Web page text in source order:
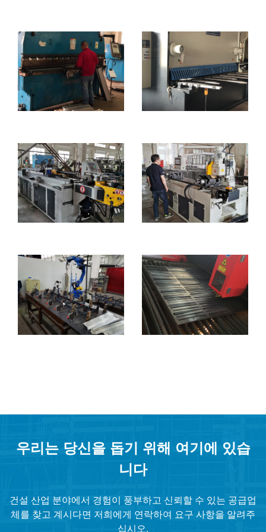
우리는 당신을 돕기 위해 여기에 있습
니다
건설 산업 분야에서 경험이 풍부하고 신뢰할 수 있는 공급업
체를 찾고 계시다면 저희에게 연락하여 요구 사항을 알려주
십시오.